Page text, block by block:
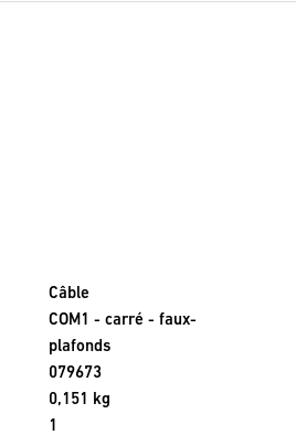
Câble
COM1 - carré - faux-
plafonds
079673
0,151 kg
1